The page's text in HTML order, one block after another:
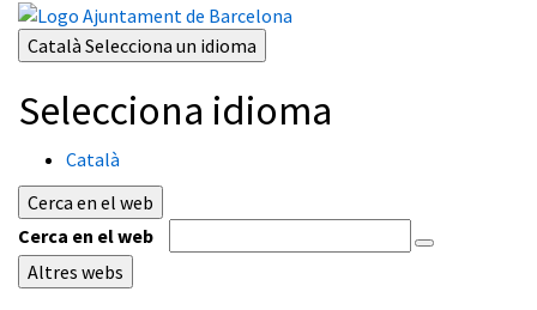
Català Selecciona un idioma
Selecciona idioma
Català
Cerca en el web
Cerca en el web
Altres webs